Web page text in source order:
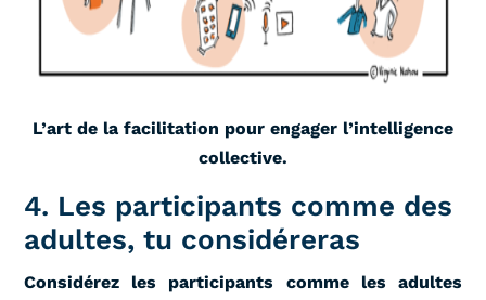
L’art de la facilitation pour engager l’intelligence
collective.
4. Les participants comme des
adultes, tu considéreras
Considérez les participants comme les adultes